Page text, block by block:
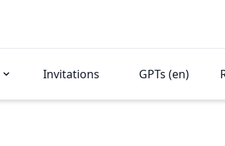
Invitations GPTs (en)